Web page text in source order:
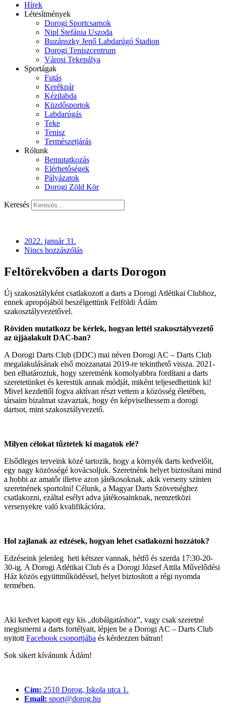
Hírek
Létesítmények
Dorogi Sportcsarnok
Nipl Stefánia Uszoda
Buzánszky Jenő Labdarúgó Stadion
Dorogi Teniszcentrum
Városi Tekepálya
Sportágak
Futás
Kerékpár
Kézilabda
Küzdősportok
Labdarúgás
Teke
Tenisz
Természetjárás
Rólunk
Bemutatkozás
Elérhetőségek
Pályázatok
Dorogi Zöld Kör
Keresés
2022. január 31.
Nincs hozzászólás
Feltörekvőben a darts Dorogon
Új szakosztályként csatlakozott a darts a Dorogi Atlétikai Clubhoz,
ennek apropójából beszélgettünk Felföldi Ádám
szakosztályvezetővel.
Röviden mutatkozz be kérlek, hogyan lettél szakosztályvezető
az újjáalakult DAC-ban?
A Dorogi Darts Club (DDC) mai néven Dorogi AC – Darts Club
megalakulásának első mozzanatai 2019-re tekinthető vissza. 2021-
ben elhatároztuk, hogy szeretnénk komolyabbra fordítani a darts
szeretetünket és kerestük annak módját, miként teljesedhetünk ki!
Mivel kezdettől fogva aktívan részt vettem a közösség életében,
társaim bizalmat szavaztak, hogy én képviselhessem a dorogi
dartsot, mint szakosztályvezető.
Milyen célokat tűztetek ki magatok elé?
Elsődleges terveink közé tartozik, hogy a környék darts kedvelőit,
egy nagy közösségé kovácsoljuk. Szeretnénk helyet biztosítani mind
a hobbi az amatőr illetve azon játékosoknak, akik verseny szinten
szeretnének sportolni! Célunk, a Magyar Darts Szövetséghez
csatlakozni, ezáltal esélyt adva játékosainknak, nemzetközi
versenyekre való kvalifikációra.
Hol zajlanak az edzések, hogyan lehet csatlakozni hozzátok?
Edzéseink jelenleg heti kétszer vannak, hétfő és szerda 17:30-20-
30-ig. A Dorogi Atlétikai Club és a Dorogi József Attila Művelődési
Ház közös együttműködéssel, helyet biztosított a régi nyomda
termében.
Aki kedvet kapott egy kis „dobálgatáshoz”, vagy csak szeretné
megismerni a darts fortélyait, lépjen be a Dorogi AC – Darts Club
nyitott Facebook csoportjába és kérdezzen bátran!
Sok sikert kívánunk Ádám!
Cím: 2510 Dorog, Iskola utca 1.
Email: sport@dorog.hu